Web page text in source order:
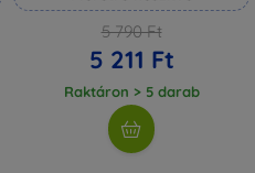
5 790 Ft
5 211 Ft
Raktáron > 5 darab